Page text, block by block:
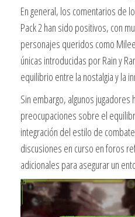
En general, los comentarios de
Pack 2 han sido positivos, con
personajes queridos como
únicas introducidas por Rain y
equilibrio entre la nostalgia y la
Sin embargo, algunos jugadores
preocupaciones sobre el
integración del estilo de
discusiones en curso en foros
adicionales para asegurar un